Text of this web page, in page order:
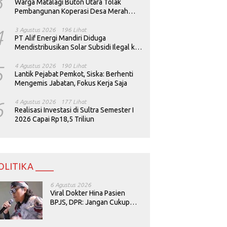
Warga Matalagi Buton Utara Tolak
Pembangunan Koperasi Desa Merah
3 Agustus 2026 196 Lihat
PT Alif Energi Mandiri Diduga
Mendistribusikan Solar Subsidi Ilegal ke
4 Agustus 2026 190 Lihat
Lantik Pejabat Pemkot, Siska: Berhenti
Mengemis Jabatan, Fokus Kerja Saja
4 Agustus 2026 177 Lihat
Realisasi Investasi di Sultra Semester I
2026 Capai Rp18,5 Triliun
____
6 Agustus 2026
Viral Dokter Hina Pasien
BPJS, DPR: Jangan Cukup